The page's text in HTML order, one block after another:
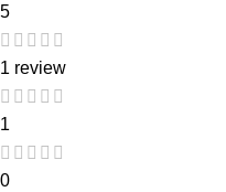
5
1 review
1
0